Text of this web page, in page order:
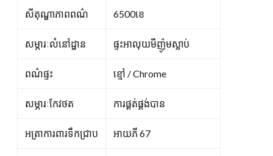
សីតុណ្ហាភាពពណ៌ 6500ខេ
សម្ភារៈលំនៅដ្ឋាន ផ្ទះអាលុយមីញ៉ូមស្លាប់
ពណ៌ផ្ទះ ខ្មៅ / Chrome
សម្ភារៈកែវថត ការផ្គត់ផ្គង់បាន
អត្រាការពារទឹកជ្រាប អាយភី 67